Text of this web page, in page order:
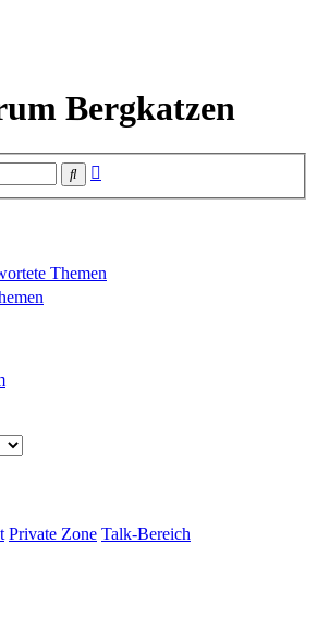
Bergkatzen
Suche
Themen
Private Zone Talk-Bereich